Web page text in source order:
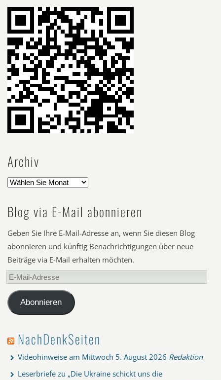
Archiv
Blog via E-Mail abonnieren
Geben Sie Ihre E-Mail-Adresse an, wenn Sie diesen Blog
abonnieren und künftig Benachrichtigungen über neue
Beiträge via E-Mail erhalten möchten.
E-
Mail-
AdresseAbonnieren
NachDenkSeiten
Videohinweise am Mittwoch 5. August 2026 Redaktion
Leserbriefe zu „Die Ukraine schickt uns die